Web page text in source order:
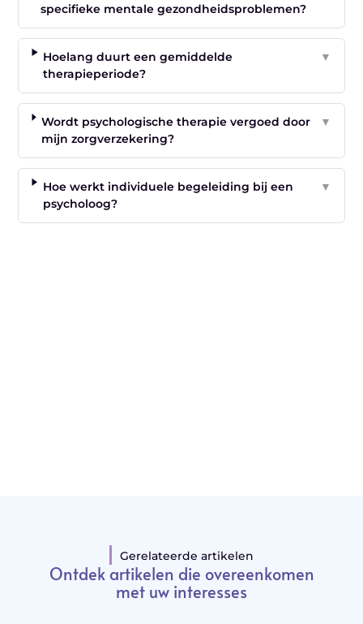
specifieke mentale gezondheidsproblemen?
Hoelang duurt een gemiddelde
therapieperiode?
▼
Wordt psychologische therapie vergoed door
mijn zorgverzekering?
▼
Hoe werkt individuele begeleiding bij een
psycholoog?
▼
Gerelateerde artikelen
Ontdek artikelen die overeenkomen
met uw interesses